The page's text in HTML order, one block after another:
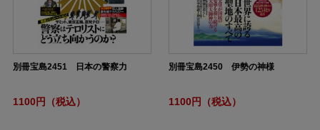
別冊宝島2451 日本の警察力
1100円（税込）
別冊宝島2450 伊勢の神様
1100円（税込）